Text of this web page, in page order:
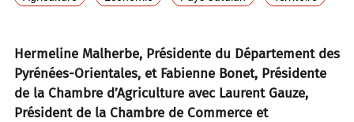
Hermeline Malherbe, Présidente du Département des
Pyrénées-Orientales, et Fabienne Bonet, Présidente
de la Chambre d’Agriculture avec Laurent Gauze,
Président de la Chambre de Commerce et